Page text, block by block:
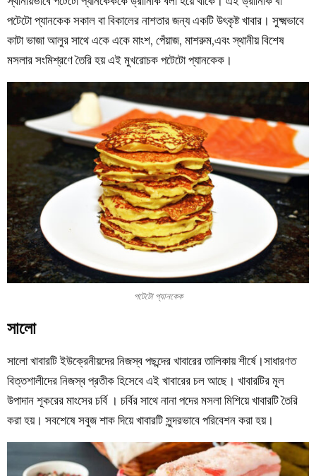
পটেটো প্যানকেক সকাল বা বিকালের নাশতার জন্য একটি উৎকৃষ্ট খাবার। সুক্ষ্মভাবে
কাটা ভাজা আলুর সাথে একে একে মাংশ, পেঁয়াজ, মাশরুম,এবং স্থানীয় বিশেষ
মসলার সংমিশ্রণে তৈরি হয় এই মুখরোচক পটেটো প্যানকেক।
পটেটো প্যানকেক
সালো
সালো খাবারটি ইউক্রেনীয়দের নিজস্ব পছন্দের খাবারের তালিকায় শীর্ষে।সাধারণত
বিত্তশালীদের নিজস্ব প্রতীক হিসেবে এই খাবারের চল আছে। খাবারটির মূল
উপাদান শূকরের মাংসের চর্বি । চর্বির সাথে নানা পদের মসলা মিশিয়ে খাবারটি তৈরি
করা হয়। সবশেষে সবুজ শাক দিয়ে খাবারটি সুন্দরভাবে পরিবেশন করা হয়।